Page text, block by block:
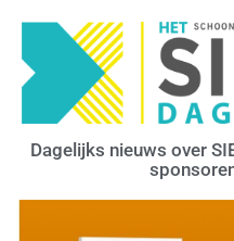
Dagelijks nieuws over